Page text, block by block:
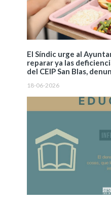
El Síndic urge al
reparar ya las
del CEIP San Blas,
18-06-2026